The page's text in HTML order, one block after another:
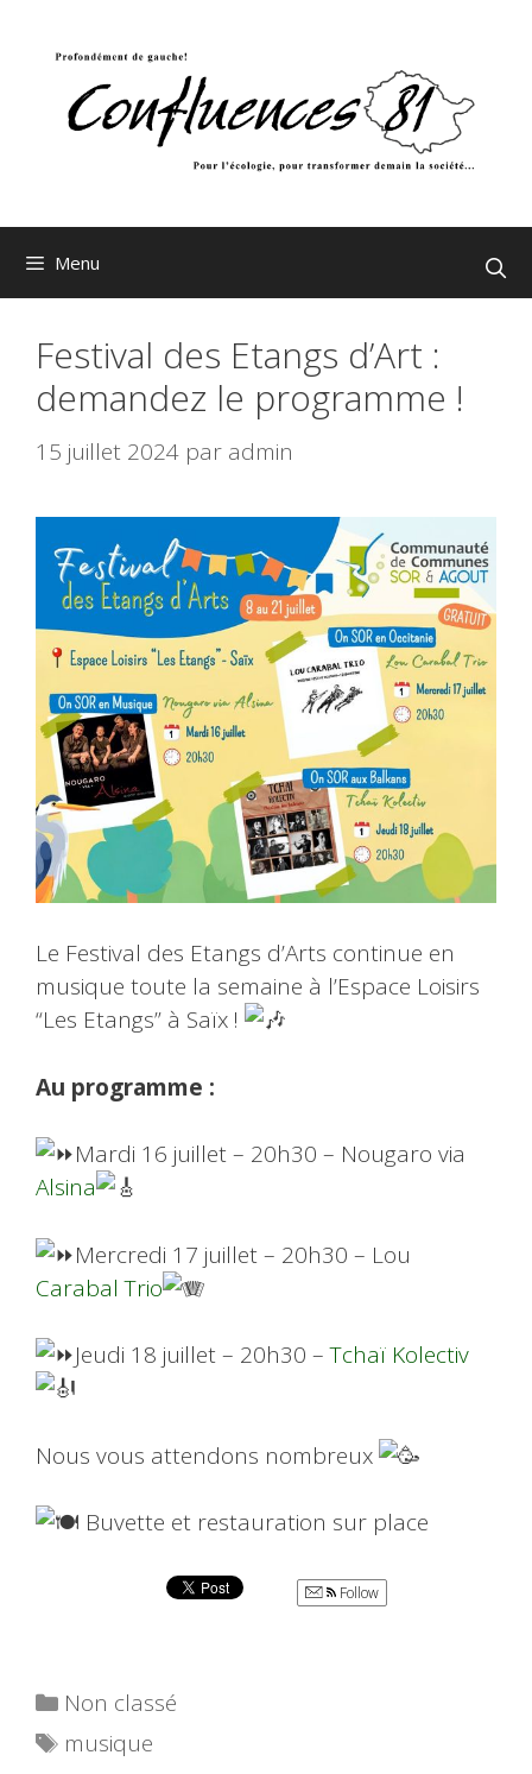
Menu
Festival des Etangs d’Art :
demandez le programme !
15 juillet 2024 par admin
Le Festival des Etangs d’Arts continue en
musique toute la semaine à l’Espace Loisirs
“Les Etangs” à Saïx !
Au programme :
Mardi 16 juillet – 20h30 – Nougaro via
Alsina
Mercredi 17 juillet – 20h30 – Lou
Carabal Trio
Jeudi 18 juillet – 20h30 –Tchaï Kolectiv
Nous vous attendons nombreux
Buvette et restauration sur place
Follow
Catégories
Non classé
Étiquettes
musique